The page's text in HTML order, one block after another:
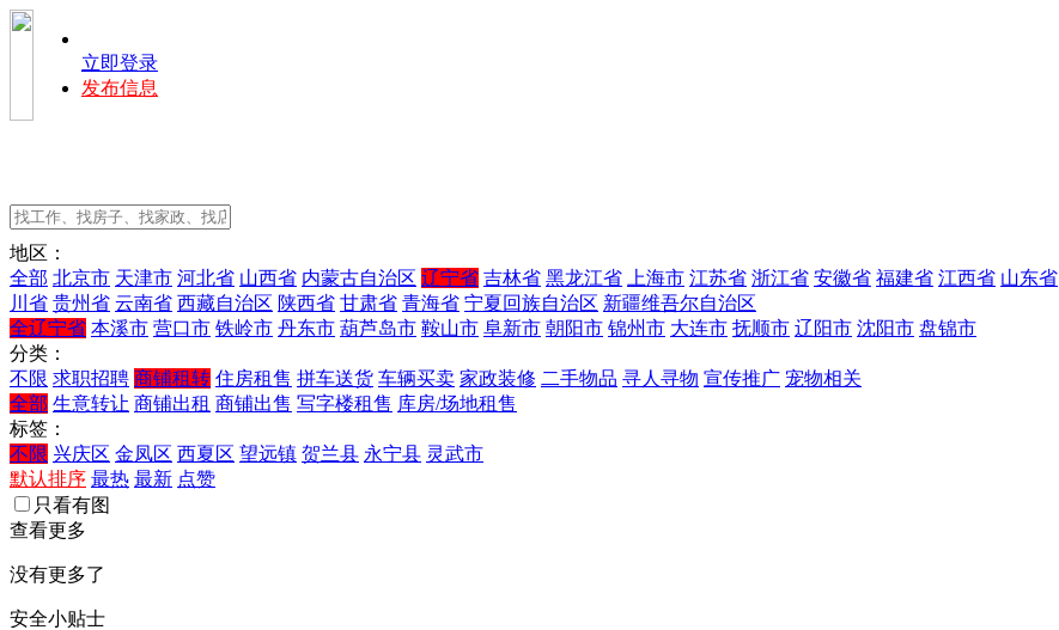
立即登录
发布信息
地区：
全部 北京市 天津市 河北省 山西省 内蒙古自治区 辽宁省 吉林省 黑龙江省 上海市 江苏省 浙江省 安徽省 福建省 江西省 山东省
川省 贵州省 云南省 西藏自治区 陕西省 甘肃省 青海省 宁夏回族自治区 新疆维吾尔自治区
全辽宁省 本溪市 营口市 铁岭市 丹东市 葫芦岛市 鞍山市 阜新市 朝阳市 锦州市 大连市 抚顺市 辽阳市 沈阳市 盘锦市
分类：
不限 求职招聘 商铺租转 住房租售 拼车送货 车辆买卖 家政装修 二手物品 寻人寻物 宣传推广 宠物相关
全部 生意转让 商铺出租 商铺出售 写字楼租售 库房/场地租售
标签：
不限 兴庆区 金凤区 西夏区 望远镇 贺兰县 永宁县 灵武市
默认排序 最热 最新 点赞
只看有图
查看更多
没有更多了
安全小贴士